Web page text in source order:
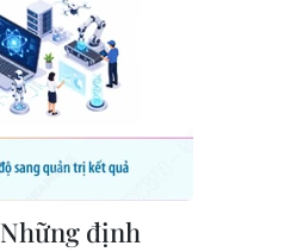
Những định